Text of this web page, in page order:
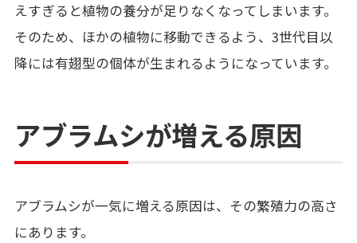
えすぎると植物の養分が足りなくなってしまいます。
そのため、ほかの植物に移動できるよう、 3世代目以
降には有翅型の個体が生まれるようになっています。
アブラムシが増える原因
アブラムシが一気に増える原因は、その繁殖力の高さ
にあります。